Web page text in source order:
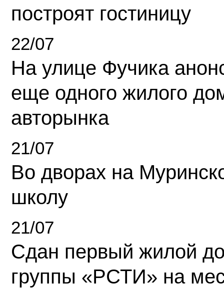
построят гостиницу
22/07
На улице Фучика
еще одного жилого
авторынка
21/07
Во дворах на
школу
21/07
Сдан первый жилой
группы «РСТИ» на